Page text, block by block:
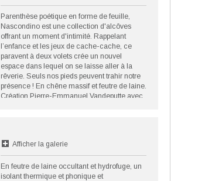
Parenthèse poétique en forme de feuille,
Nascondino est une collection d'alcôves
offrant un moment d'intimité. Rappelant
l’enfance et les jeux de cache-cache, ce
paravent à deux volets crée un nouvel
espace dans lequel on se laisse aller à la
rêverie. Seuls nos pieds peuvent trahir notre
présence ! En chêne massif et feutre de laine.
Création Pierre-Emmanuel Vandeputte avec
Afficher la galerie
En feutre de laine occultant et hydrofuge, un
isolant thermique et phonique et